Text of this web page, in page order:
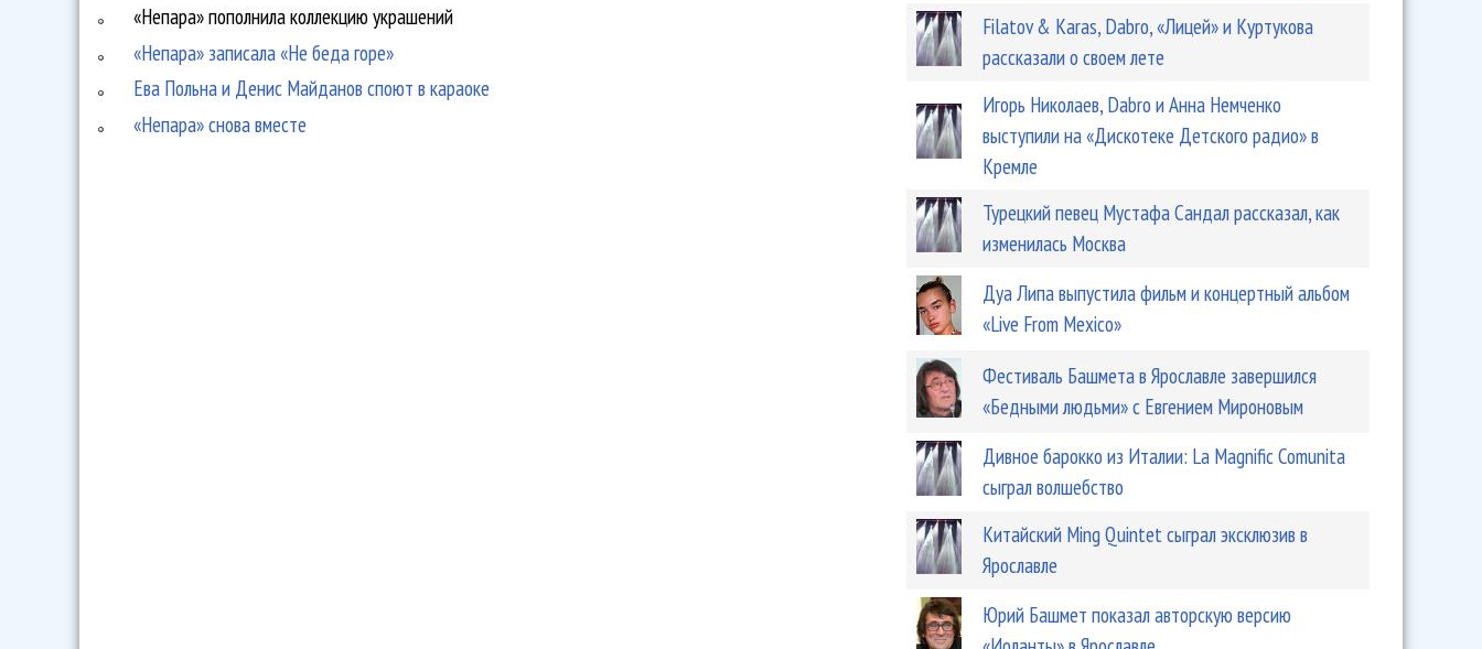
«Непара» пополнила коллекцию украшений
«Непара» записала «Не беда горе»
Ева Польна и Денис Майданов споют в караоке
«Непара» снова вместе
Filatov & Karas, Dabro, «Лицей» и Куртукова
рассказали о своем лете
Игорь Николаев, Dabro и Анна Немченко
выступили на «Дискотеке Детского радио» в
Кремле
Турецкий певец Мустафа Сандал рассказал, как
изменилась Москва
Дуа Липа выпустила фильм и концертный альбом
«Live From Mexico»
Фестиваль Башмета в Ярославле завершился
«Бедными людьми» с Евгением Мироновым
Дивное барокко из Италии: La Magnific Comunita
сыграл волшебство
Китайский Ming Quintet сыграл эксклюзив в
Ярославле
Юрий Башмет показал авторскую версию